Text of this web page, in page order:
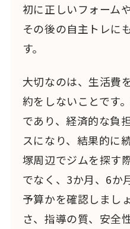
初に正しいフォーム
その後の自主トレに
す。
大切なのは、生活費
約をしないことです
であり、経済的な負
スになり、結果的に
塚周辺でジムを探す
でなく、3か月、6か
予算かを確認しまし
さ、指導の質、安全